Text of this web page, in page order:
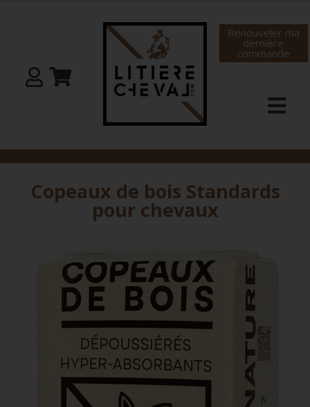
Renouveler ma
dernière
commande
Copeaux de bois Standards
pour chevaux